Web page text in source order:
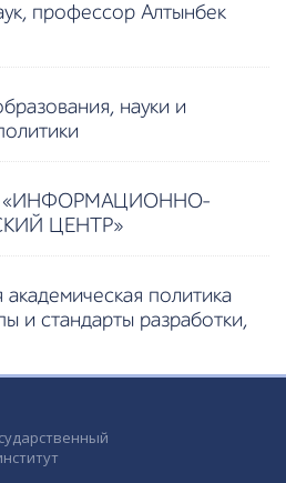
профессор Алтынбек
науки и
«ИНФОРМАЦИОННО-
ЦЕНТР»
политика
и стандарты разработки,